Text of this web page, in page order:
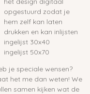
opgestuurd zodat je
hem zelf kan laten
drukken en kan inlijsten
ingelijst 30x40
ingelijst 50x70
je speciale wensen?
het me dan weten! We
samen kijken wat de